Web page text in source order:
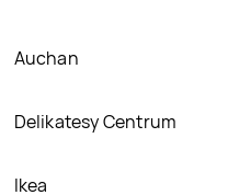
Auchan
Delikatesy Centrum
Ikea